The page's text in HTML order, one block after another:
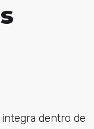
dentro de